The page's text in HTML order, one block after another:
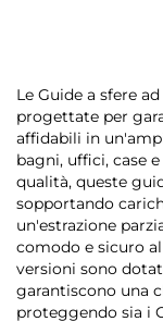
Le Guide a sfere
progettate per
affidabili in
bagni, uffici, case
qualità, queste
sopportando
un'estrazione
comodo e sicuro
versioni sono
garantiscono una
proteggendo sia i